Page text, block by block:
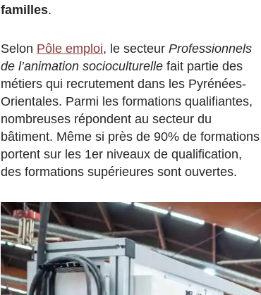
familles.
Selon Pôle emploi, le secteur Professionnels
de l’animation socioculturelle fait partie des
métiers qui recrutement dans les Pyrénées-
Orientales. Parmi les formations qualifiantes,
nombreuses répondent au secteur du
bâtiment. Même si près de 90% de formations
portent sur les 1er niveaux de qualification,
des formations supérieures sont ouvertes.